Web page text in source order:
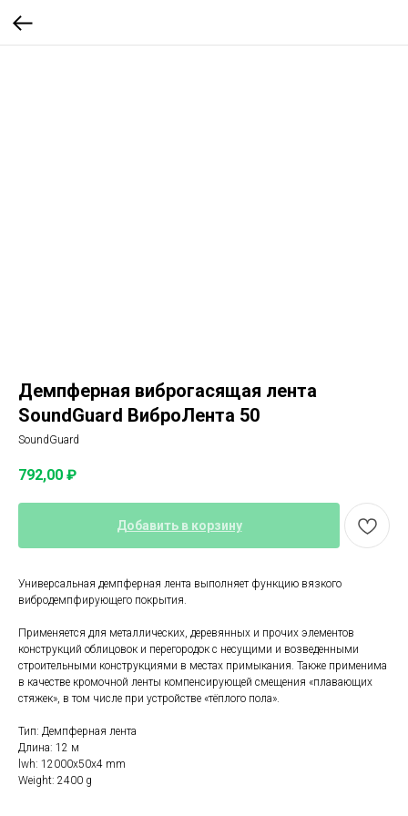
Демпферная виброгасящая лента
SoundGuard ВиброЛента 50
SoundGuard
792,00 ₽
Добавить в корзину
Универсальная демпферная лента выполняет функцию вязкого
вибродемпфирующего покрытия.
Применяется для металлических, деревянных и прочих элементов
конструкций облицовок и перегородок с несущими и возведенными
строительными конструкциями в местах примыкания. Также применима
в качестве кромочной ленты компенсирующей смещения «плавающих
стяжек», в том числе при устройстве «тёплого пола».
Тип: Демпферная лента
Длина: 12 м
lwh: 12000x50x4 mm
Weight: 2400 g